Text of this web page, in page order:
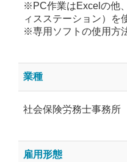
※PC作業はExcelの他
ィスステーション）を
※専用ソフトの使用方
業種
社会保険労務士事務所
雇用形態